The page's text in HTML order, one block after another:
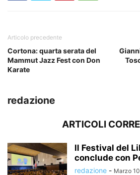
Articolo precedente
Cortona: quarta serata del
Mammut Jazz Fest con Don
Karate
redazione
ARTICOLI
Il Festival del
conclude con
redazione - Marzo